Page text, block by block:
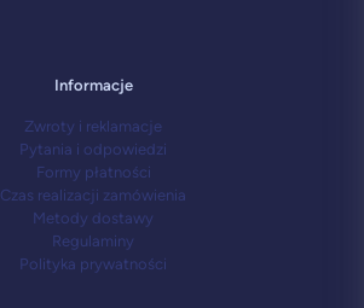
Informacje
Zwroty i reklamacje
Pytania i odpowiedzi
Formy płatności
Czas realizacji zamówienia
Metody dostawy
Regulaminy
Polityka prywatności